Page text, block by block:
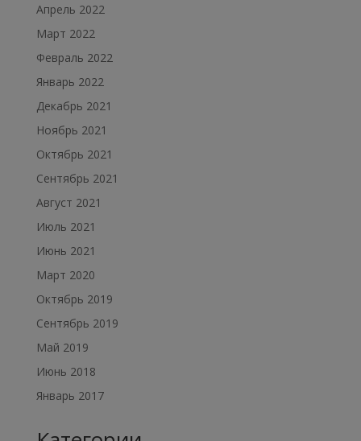
Апрель 2022
Март 2022
Февраль 2022
Январь 2022
Декабрь 2021
Ноябрь 2021
Октябрь 2021
Сентябрь 2021
Август 2021
Июль 2021
Июнь 2021
Март 2020
Октябрь 2019
Сентябрь 2019
Май 2019
Июнь 2018
Январь 2017